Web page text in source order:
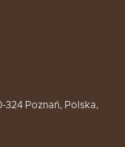
324 Poznań, Polska,